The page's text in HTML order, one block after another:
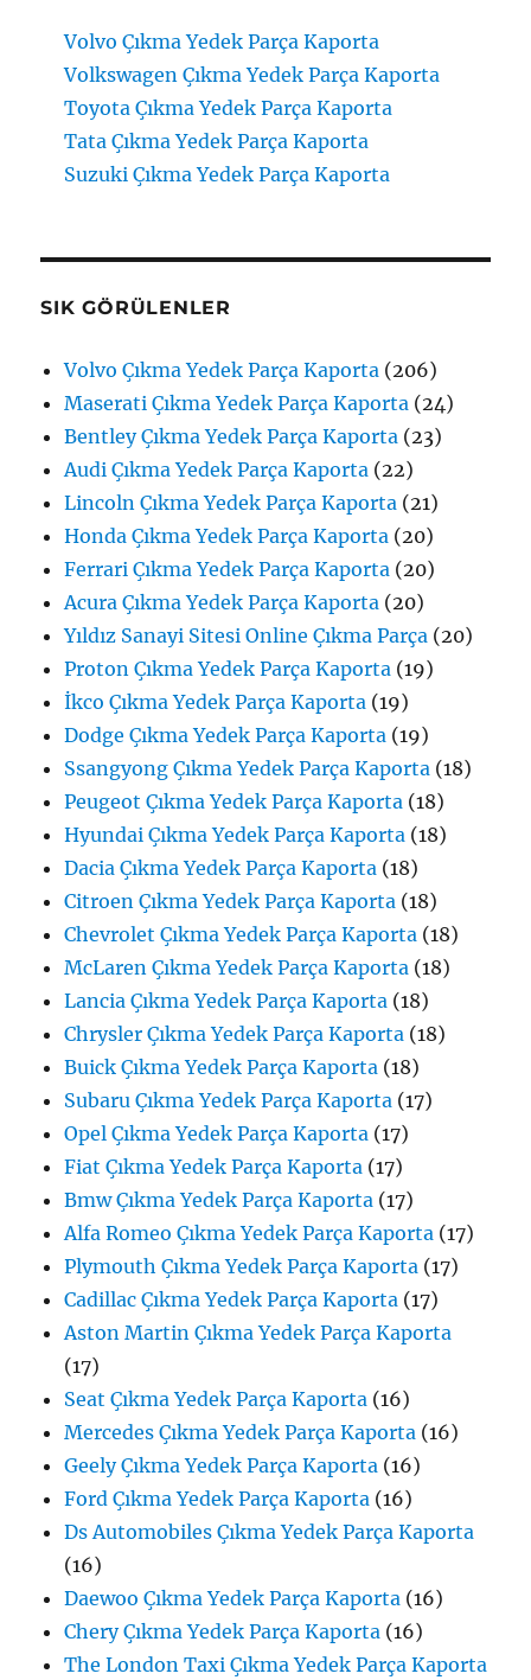
Volvo Çıkma Yedek Parça Kaporta
Volkswagen Çıkma Yedek Parça Kaporta
Toyota Çıkma Yedek Parça Kaporta
Tata Çıkma Yedek Parça Kaporta
Suzuki Çıkma Yedek Parça Kaporta
SIK GÖRÜLENLER
Volvo Çıkma Yedek Parça Kaporta (206)
Maserati Çıkma Yedek Parça Kaporta (24)
Bentley Çıkma Yedek Parça Kaporta (23)
Audi Çıkma Yedek Parça Kaporta (22)
Lincoln Çıkma Yedek Parça Kaporta (21)
Honda Çıkma Yedek Parça Kaporta (20)
Ferrari Çıkma Yedek Parça Kaporta (20)
Acura Çıkma Yedek Parça Kaporta (20)
Yıldız Sanayi Sitesi Online Çıkma Parça (20)
Proton Çıkma Yedek Parça Kaporta (19)
İkco Çıkma Yedek Parça Kaporta (19)
Dodge Çıkma Yedek Parça Kaporta (19)
Ssangyong Çıkma Yedek Parça Kaporta (18)
Peugeot Çıkma Yedek Parça Kaporta (18)
Hyundai Çıkma Yedek Parça Kaporta (18)
Dacia Çıkma Yedek Parça Kaporta (18)
Citroen Çıkma Yedek Parça Kaporta (18)
Chevrolet Çıkma Yedek Parça Kaporta (18)
McLaren Çıkma Yedek Parça Kaporta (18)
Lancia Çıkma Yedek Parça Kaporta (18)
Chrysler Çıkma Yedek Parça Kaporta (18)
Buick Çıkma Yedek Parça Kaporta (18)
Subaru Çıkma Yedek Parça Kaporta (17)
Opel Çıkma Yedek Parça Kaporta (17)
Fiat Çıkma Yedek Parça Kaporta (17)
Bmw Çıkma Yedek Parça Kaporta (17)
Alfa Romeo Çıkma Yedek Parça Kaporta (17)
Plymouth Çıkma Yedek Parça Kaporta (17)
Cadillac Çıkma Yedek Parça Kaporta (17)
Aston Martin Çıkma Yedek Parça Kaporta
(17)
Seat Çıkma Yedek Parça Kaporta (16)
Mercedes Çıkma Yedek Parça Kaporta (16)
Geely Çıkma Yedek Parça Kaporta (16)
Ford Çıkma Yedek Parça Kaporta (16)
Ds Automobiles Çıkma Yedek Parça Kaporta
(16)
Daewoo Çıkma Yedek Parça Kaporta (16)
Chery Çıkma Yedek Parça Kaporta (16)
The London Taxi Çıkma Yedek Parça Kaporta